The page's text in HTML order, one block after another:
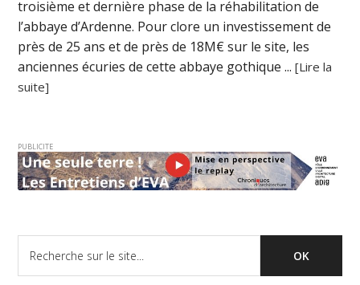
troisième et dernière phase de la réhabilitation de
l’abbaye d’Ardenne. Pour clore un investissement de
près de 25 ans et de près de 18M€ sur le site, les
anciennes écuries de cette abbaye gothique ...[Lire la
suite]
PUBLICITE